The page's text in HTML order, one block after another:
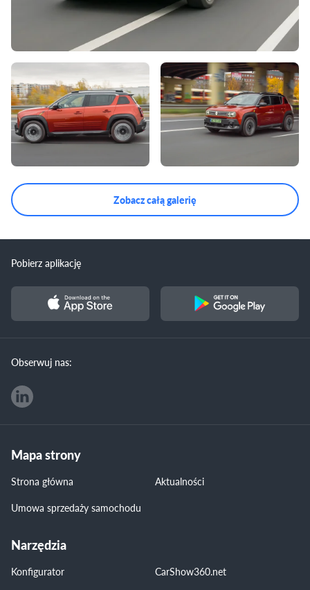
Zobacz całą galerię
Pobierz aplikację
Obserwuj nas:
Mapa strony
Strona główna
Aktualności
Umowa sprzedaży samochodu
Narzędzia
Konfigurator CarShow360.net